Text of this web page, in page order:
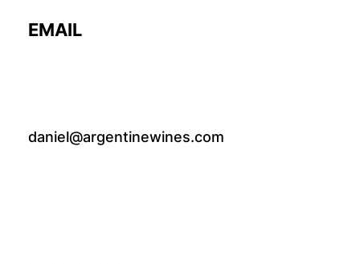
EMAIL
daniel@argentinewines.com